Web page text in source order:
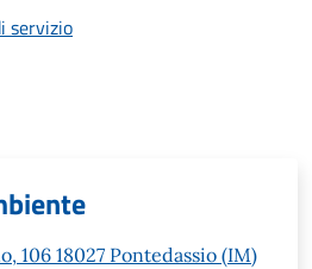
servizio
106 18027 Pontedassio (IM)